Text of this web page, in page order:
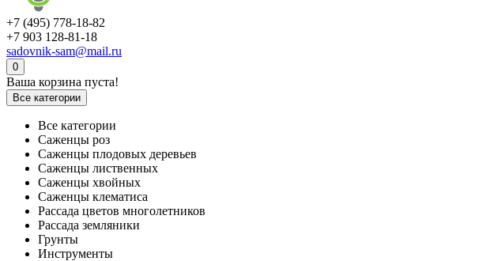
+7 (495) 778-18-82
+7 903 128-81-18
sadovnik-sam@mail.ru
0
Ваша корзина пуста!
Все категории
Все категории
Саженцы роз
Саженцы плодовых деревьев
Саженцы лиственных
Саженцы хвойных
Саженцы клематиса
Рассада цветов многолетников
Рассада земляники
Грунты
Инструменты